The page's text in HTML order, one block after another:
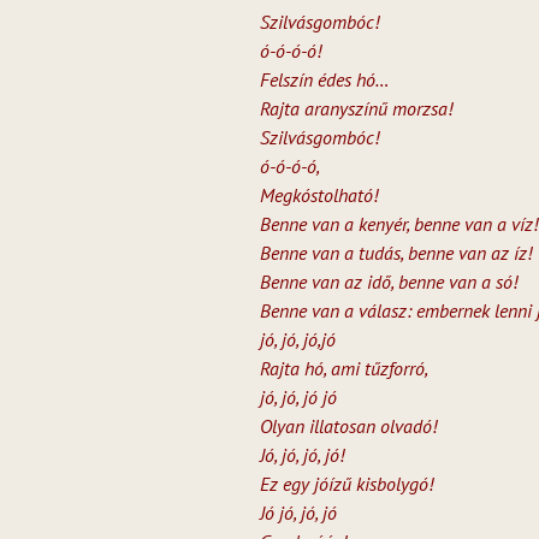
Szilvásgombóc!
ó-ó-ó-ó!
Felszín édes hó…
Rajta aranyszínű morzsa!
Szilvásgombóc!
ó-ó-ó-ó,
Megkóstolható!
Benne van a kenyér, benne van a víz!
Benne van a tudás, benne van az íz!
Benne van az idő, benne van a só!
Benne van a válasz: embernek lenni
jó, jó, jó,jó
Rajta hó, ami tűzforró,
jó, jó, jó jó
Olyan illatosan olvadó!
Jó, jó, jó, jó!
Ez egy jóízű kisbolygó!
Jó jó, jó, jó